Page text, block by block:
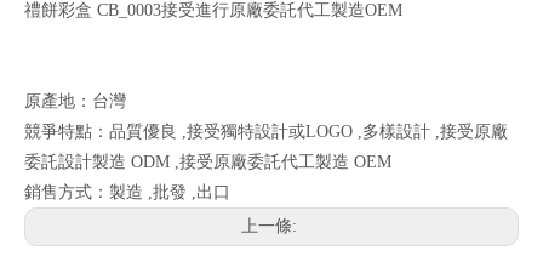
禮餅彩盒 CB_0003接受進行原廠委託代工製造OEM
原產地：台灣
競爭特點：品質優良 ,接受獨特設計或LOGO ,多樣設計 ,接受原廠
委託設計製造 ODM ,接受原廠委託代工製造 OEM
銷售方式：製造 ,批發 ,出口
上一條: